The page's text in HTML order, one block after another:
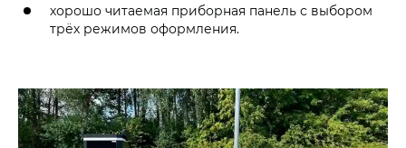
хорошо читаемая приборная панель с выбором
трёх режимов оформления.